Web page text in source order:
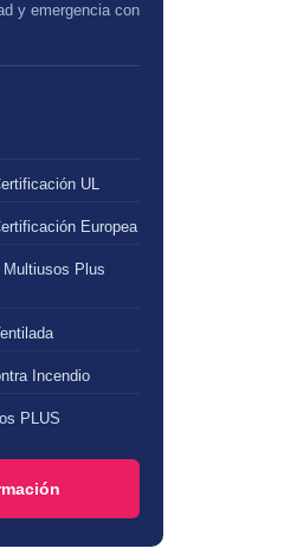
y emergencia con
UL
Europea
Multiusos Plus
Incendio
PLUS